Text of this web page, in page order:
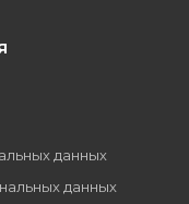
данных
данных